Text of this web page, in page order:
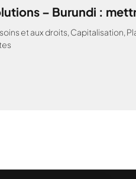
– Burundi :
et aux droits, Capitalisation,